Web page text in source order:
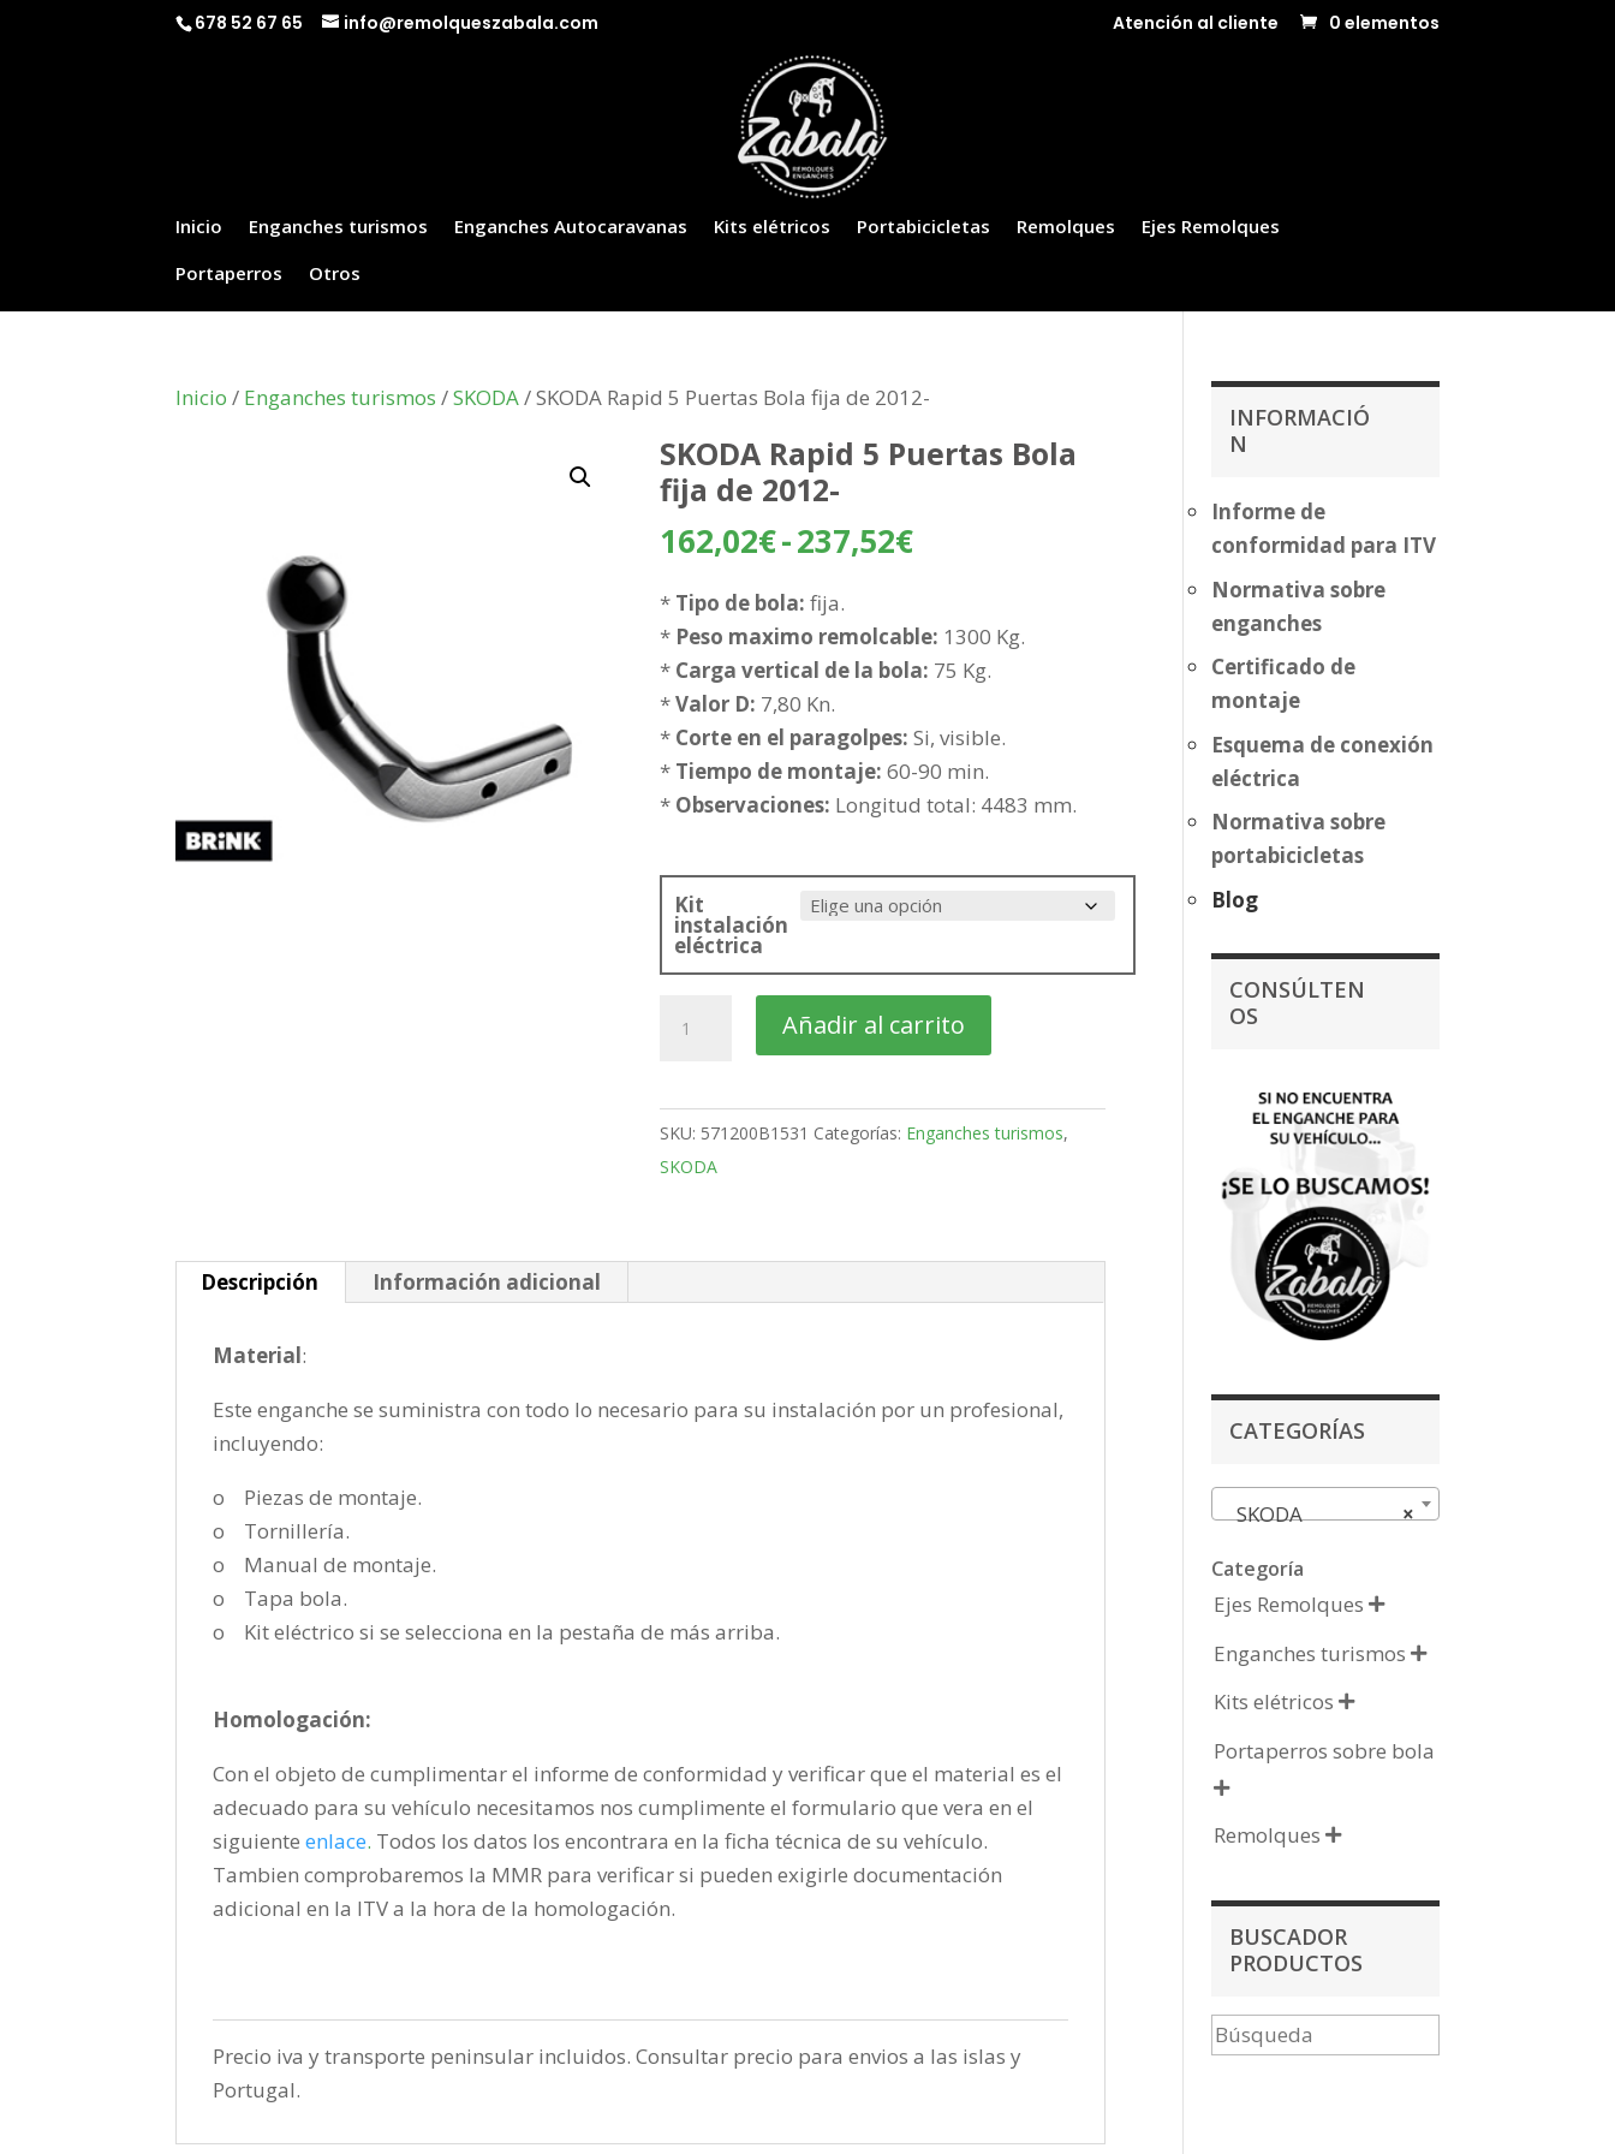
678 52 67 65 info@remolqueszabala.com Atención al cliente 0 elementos
Inicio Enganches turismos Enganches Autocaravanas Kits elétricos Portabicicletas Remolques
Ejes Remolques
Portaperros
Otros
Inicio / Enganches turismos /SKODA/ SKODA Rapid 5 Puertas Bola fija de 2012-
SKODA Rapid 5 Puertas Bola
fija de 2012-
162,02€-237,52€Rango
desde
162,02€
237,52€
* Tipo de bola: fija.
* Peso maximo remolcable: 1300 Kg.
* Carga vertical de la bola: 75 Kg.
*Valor D: 7,80 Kn.
* Corte en el paragolpes: Si, visible.
* Tiempo de montaje: 60-90 min.
* Observaciones: Longitud total: 4483 mm.
Kit
instalación
eléctrica
Rapid
Puertas
Bola
fija
Añadir al carrito
SKU: 571200B1531 Categorías: Enganches turismos,
SKODA
Descripción Información adicional
Material:
Este enganche se suministra con todo lo necesario para su instalación por un profesional,
incluyendo:
o Piezas de montaje.
o Tornillería.
o Manual de montaje.
o Tapa bola.
o Kit eléctrico si se selecciona en la pestaña de más arriba.
Homologación:
Con el objeto de cumplimentar el informe de conformidad y verificar que el material es el
adecuado para su vehículo necesitamos nos cumplimente el formulario que vera en el
siguienteenlace. Todos los datos los encontrara en la ficha técnica de su vehículo.
Tambien comprobaremos la MMR para verificar si pueden exigirle documentación
adicional en la ITV a la hora de la homologación.
Precio iva y transporte peninsular incluidos. Consultar precio para envios a las islas y
Portugal.
INFORMACIÓ
N
Informe de
conformidad para ITV
Normativa sobre
enganches
Certificado de
montaje
Esquema de conexión
eléctrica
Normativa sobre
portabicicletas
Blog
CONSÚLTEN
OS
CATEGORÍAS
×
SKODA
Categoría
Ejes Remolques 
Enganches turismos 
Kits elétricos 
Portaperros sobre bola

Remolques 
BUSCADOR
PRODUCTOS